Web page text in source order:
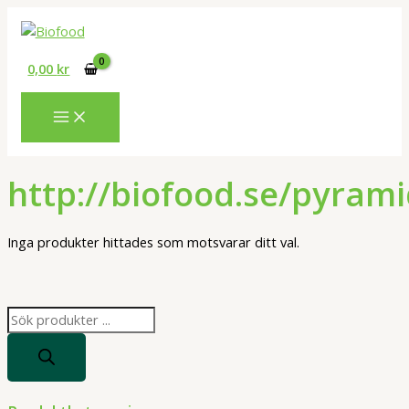
Hoppa
0,00 kr
P
http://biofood.se/
Inga produkter hittades som motsvarar ditt val.